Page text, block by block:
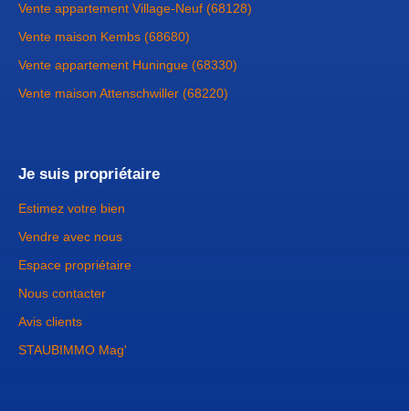
Vente appartement Village-Neuf (68128)
Vente maison Kembs (68680)
Vente appartement Huningue (68330)
Vente maison Attenschwiller (68220)
Je suis propriétaire
Estimez votre bien
Vendre avec nous
Espace propriétaire
Nous contacter
Avis clients
STAUBIMMO Mag'